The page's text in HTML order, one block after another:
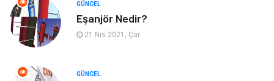
GÜNCEL
Eşanjör Nedir?
21 Nis 2021, Çar
GÜNCEL